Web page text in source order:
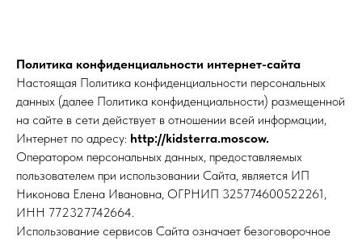
Политика конфиденциальности интернет-сайта
Настоящая Политика конфиденциальности персональных
данных (далее Политика конфиденциальности) размещенной
на сайте в сети действует в отношении всей информации,
Интернет по адресу: http://kidsterra.moscow.
Оператором персональных данных, предоставляемых
пользователем при использовании Сайта, является ИП
Никонова Елена Ивановна, ОГРНИП 325774600522261,
ИНН 772327742664.
Использование сервисов Сайта означает безоговорочное